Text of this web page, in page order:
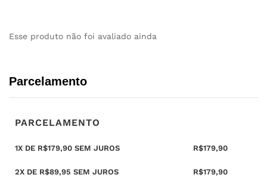
Esse produto não foi avaliado ainda
Parcelamento
PARCELAMENTO
1X DE R$179,90 SEM JUROS R$179,90
2X DE R$89,95 SEM JUROS R$179,90